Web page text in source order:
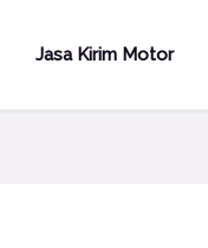
Jasa Kirim Motor